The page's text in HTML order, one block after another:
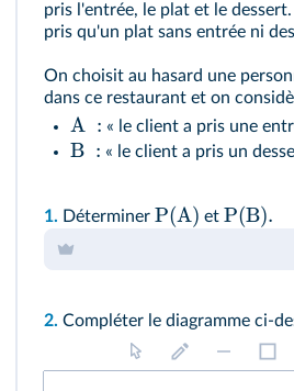
pris l'entrée, le plat et le
pris qu'un plat sans entrée ni
On choisit au hasard une
dans ce restaurant et on
A : « le client a pris une
B : « le client a pris un
1. Déterminer P(A) et P(B).
2. Compléter le diagramme ci-